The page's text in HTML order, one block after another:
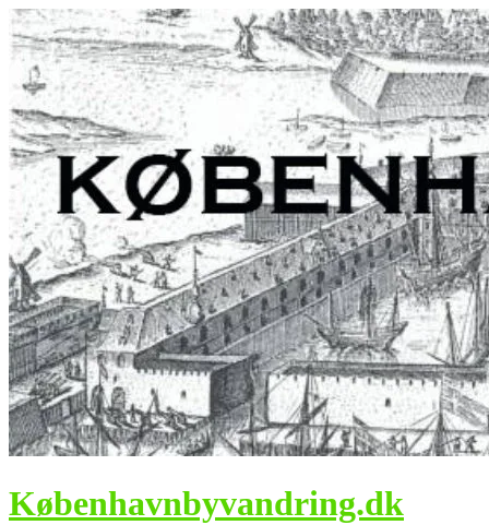
Københavnbyvandring.dk